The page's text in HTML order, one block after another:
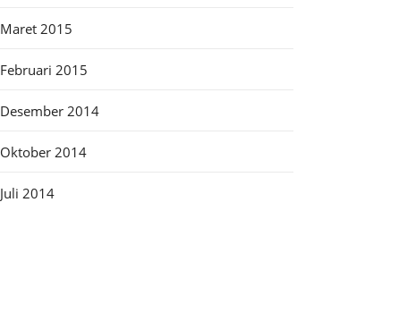
Maret 2015
Februari 2015
Desember 2014
Oktober 2014
Juli 2014